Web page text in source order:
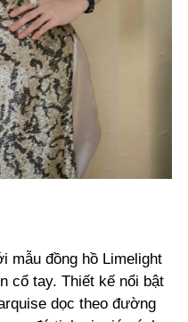
mẫu đồng hồ Limelight
cổ tay. Thiết kế nổi bật
dọc theo đường